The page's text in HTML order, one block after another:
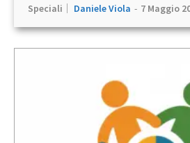
Speciali Daniele Viola - 7 Maggio